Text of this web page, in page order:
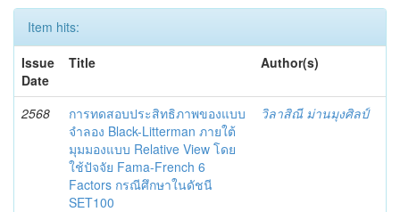
Item hits:
Issue
Date
Title Author(s)
2568
การทดสอบประสิทธิภาพของแบบ
จำลอง Black-Litterman ภายใต้
มุมมองแบบ Relative View โดย
ใช้ปัจจัย Fama-French 6
Factors กรณีศึกษาในดัชนี
SET100
วิลาสิณี ม่านมุงศิลป์